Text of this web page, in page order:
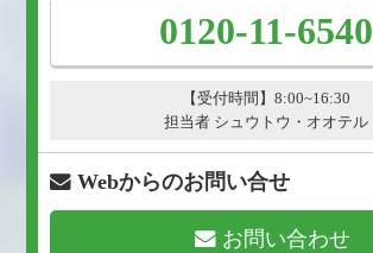
0120-11-6540
【受付時間】8:00~16:30
担当者 シュウトウ・オオテル
Webからのお問い合せ
お問い合わせ